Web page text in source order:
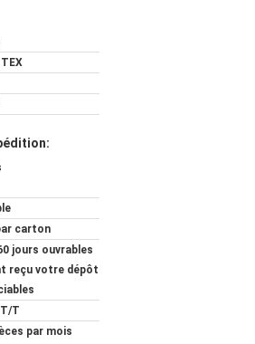
TEX
carton
jours ouvrables
reçu votre dépôt
T/T
par mois